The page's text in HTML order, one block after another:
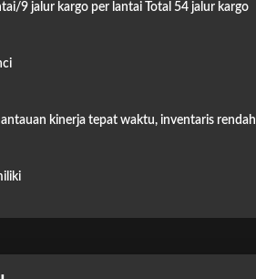
9 jalur kargo per lantai Total 54 jalur kargo
kinerja tepat waktu, inventaris rendah